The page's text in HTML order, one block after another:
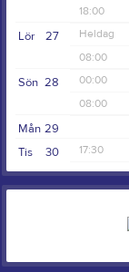
19:00
22:00
18:00
00:00
27
Lör Heldag
08:00
16:00
28
Sön 00:00
08:00
16:00
29
Mån
30
Tis 17:30
19:30